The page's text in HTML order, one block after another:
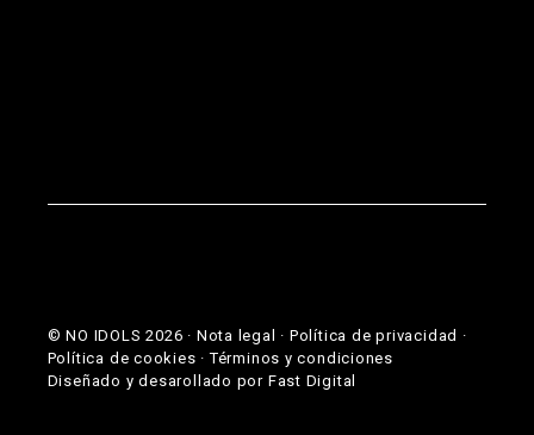
© NO IDOLS2026 · Nota legal · Política de privacidad ·
Política de cookies ·Términos y condiciones
Diseñado y desarollado por Fast Digital